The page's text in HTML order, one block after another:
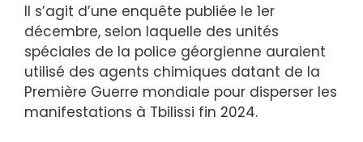
Il s’agit d’une enquête publiée le 1er
décembre, selon laquelle des unités
spéciales de la police géorgienne auraient
utilisé des agents chimiques datant de la
Première Guerre mondiale pour disperser les
manifestations à Tbilissi fin 2024.